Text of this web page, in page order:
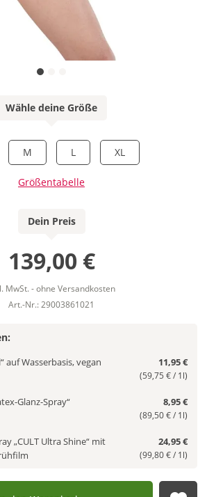
Wähle deine Größe
M L XL
Größentabelle
Dein Preis
139,00 €
MwSt. - ohne Versandkosten
Art.-Nr.: 29003861021
auf Wasserbasis, vegan 11,95 €
(59,75 € / 1l)
Glanz-Spray“ 8,95 €
(89,50 € / 1l)
„CULT Ultra Shine“ mit
24,95 €
(99,80 € / 1l)